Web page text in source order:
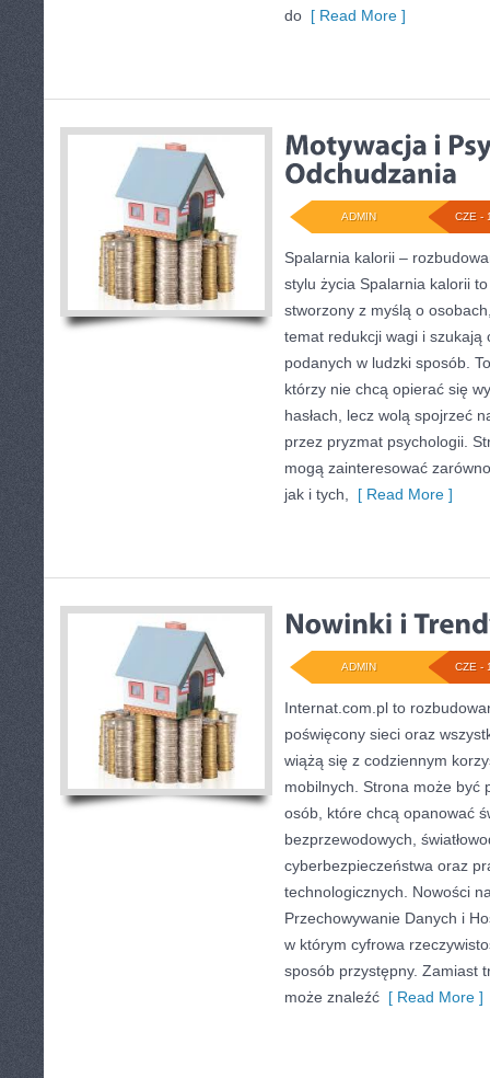
do [ Read More ]
CZE -
ADMIN
Spalarnia kalorii –
stylu życia Spalarnia kalorii
stworzony z myślą o
temat redukcji wagi i szukają
podanych w ludzki sposób.
którzy nie chcą opierać się
hasłach, lecz wolą spojrzeć
przez pryzmat psychologii.
mogą zainteresować
jak i tych,
[ Read More ]
CZE -
ADMIN
Internat.com.pl to
poświęcony sieci oraz
wiążą się z codziennym
mobilnych. Strona może być
osób, które chcą opanować
bezprzewodowych,
cyberbezpieczeństwa oraz
technologicznych. Nowości
Przechowywanie Danych i
w którym cyfrowa
sposób przystępny. Zamiast
może znaleźć [ Read More ]